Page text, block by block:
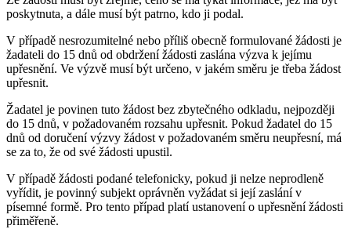
poskytnuta, a dále musí být patrno, kdo ji podal.
V případě nesrozumitelné nebo příliš obecně formulované žádosti je
žadateli do 15 dnů od obdržení žádosti zaslána výzva k jejímu
upřesnění. Ve výzvě musí být určeno, v jakém směru je třeba žádost
upřesnit.
Žadatel je povinen tuto žádost bez zbytečného odkladu, nejpozději
do 15 dnů, v požadovaném rozsahu upřesnit. Pokud žadatel do 15
dnů od doručení výzvy žádost v požadovaném směru neupřesní, má
se za to, že od své žádosti upustil.
V případě žádosti podané telefonicky, pokud ji nelze neprodleně
vyřídit, je povinný subjekt oprávněn vyžádat si její zaslání v
písemné formě. Pro tento případ platí ustanovení o upřesnění žádosti
přiměřeně.